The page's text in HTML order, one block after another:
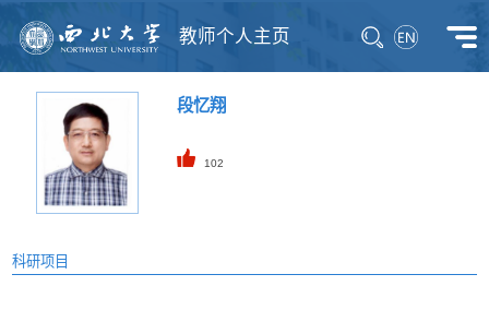
教师个人主页
段忆翔
102
科研项目